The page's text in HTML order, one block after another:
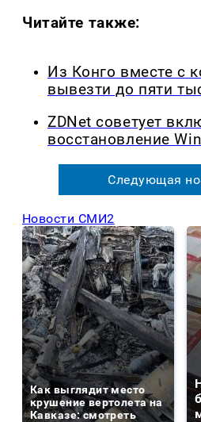
Читайте также:
Из Конго вместе с
вывезти до пяти
ZDNet советует
восстановление
Следующая
Новости СМИ2
Как выглядит место
крушение вертолета на
Кавказе: смотреть